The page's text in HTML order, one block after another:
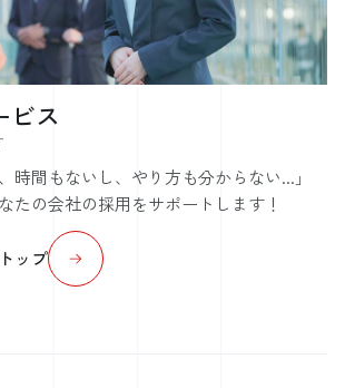
ビス
時間もないし、やり方も分からない...」
たの会社の採用をサポートします！
ップ